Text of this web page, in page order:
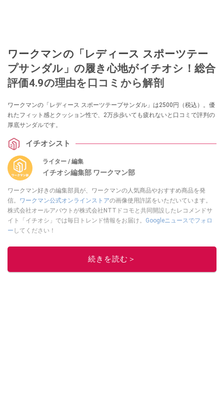
ワークマンの「レディース スポーツテー
プサンダル」の履き心地がイチオシ！総合
評価4.9の理由を口コミから解剖
ワークマンの「レディース スポーツテープサンダル」は2500円（税込）。優
れたフィット感とクッション性で、2万歩歩いても疲れないと口コミで評判の
厚底サンダルです。
イチオシスト
ライター / 編集
イチオシ編集部 ワークマン部
ワークマン好きの編集部員が、ワークマンの人気商品やおすすめ商品を発
信。 ワークマン公式オンラインストアの画像使用許諾をいただいています。
株式会社オールアバウトが株式会社NTTドコモと共同開設したレコメンドサ
イト「イチオシ」では毎日トレンド情報をお届け。 Googleニュースでフォロ
ー してください！
このイチオシストの他の記事を読む
続きを読む＞